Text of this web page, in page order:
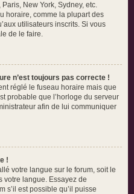
New York, Sydney, etc.
horaire, comme la plupart des
utilisateurs inscrits. Si vous
de le faire.
n’est toujours pas correcte !
réglé le fuseau horaire mais que
probable que l’horloge du serveur
afin de lui communiquer
!
votre langue sur le forum, soit le
votre langue. Essayez de
s’il est possible qu’il puisse